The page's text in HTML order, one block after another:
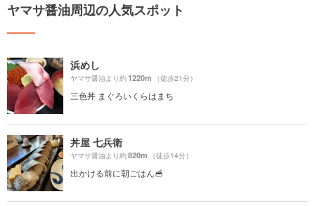
ヤマサ醤油周辺の人気スポット
浜めし
ヤマサ醤油より約1220m （徒歩21分）
三色丼 まぐろいくらはまち
丼屋 七兵衛
ヤマサ醤油より約820m （徒歩14分）
出かける前に朝ごはん🥣